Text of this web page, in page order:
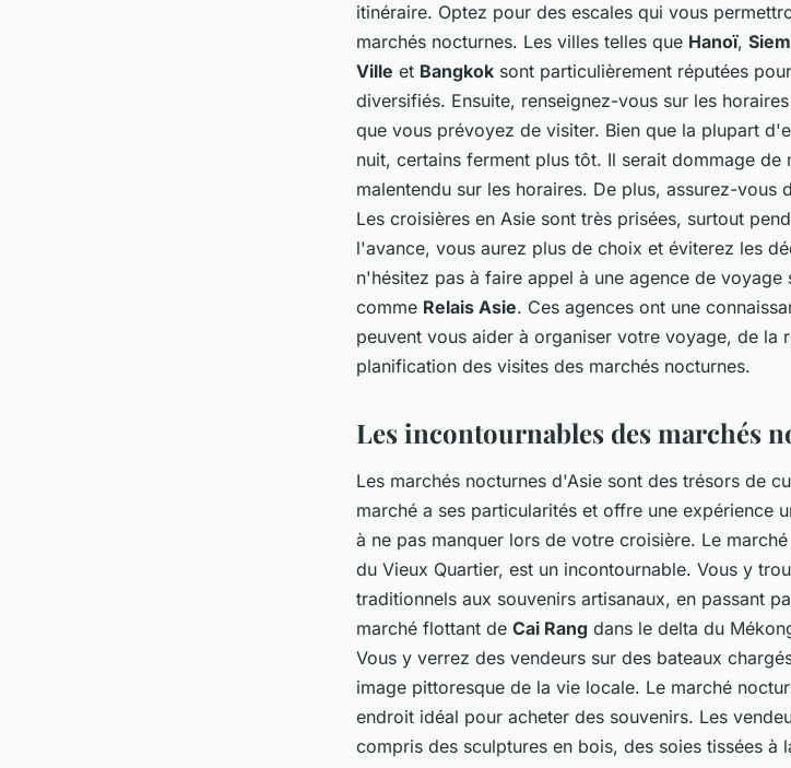
itinéraire. Optez pour des escales qui vous
marchés nocturnes. Les villes telles que Hanoï,
Ville et Bangkok sont particulièrement réputées
diversifiés. Ensuite, renseignez-vous sur les
que vous prévoyez de visiter. Bien que la plupart
nuit, certains ferment plus tôt. Il serait dommage de
malentendu sur les horaires. De plus, assurez-
Les croisières en Asie sont très prisées, surtout
l'avance, vous aurez plus de choix et éviterez les
n'hésitez pas à faire appel à une agence de
comme Relais Asie. Ces agences ont une
peuvent vous aider à organiser votre voyage, de la
planification des visites des marchés nocturnes.
Les incontournables des marchés
Les marchés nocturnes d'Asie sont des trésors de
marché a ses particularités et offre une expérience
à ne pas manquer lors de votre croisière. Le
du Vieux Quartier, est un incontournable. Vous y
traditionnels aux souvenirs artisanaux, en passant
marché flottant de Cai Rang dans le delta du
Vous y verrez des vendeurs sur des bateaux
image pittoresque de la vie locale. Le marché
endroit idéal pour acheter des souvenirs. Les
compris des sculptures en bois, des soies tissées à